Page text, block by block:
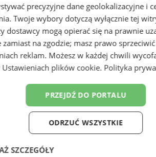
z zakazem prowadzenia
DK 88 w Zabrzu
kryminalne w Zabrzu
lokalne
precyzyjne dane geolokalizacyjne i
Twoje wybory dotyczą wyłącznie tej
dostawcy mogą opierać się na prawnie
zamiast na zgodzie; masz prawo
reklam. Możesz w każdej chwili
Ustawieniach plików cookie. Polityka
PRZEJDŹ DO PORTALU
ODRZUĆ WSZYSTKIE
SZCZEGÓŁY